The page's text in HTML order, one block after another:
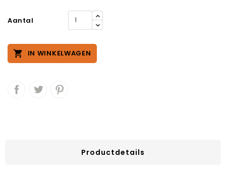
Aantal
 IN WINKELWAGEN
Productdetails